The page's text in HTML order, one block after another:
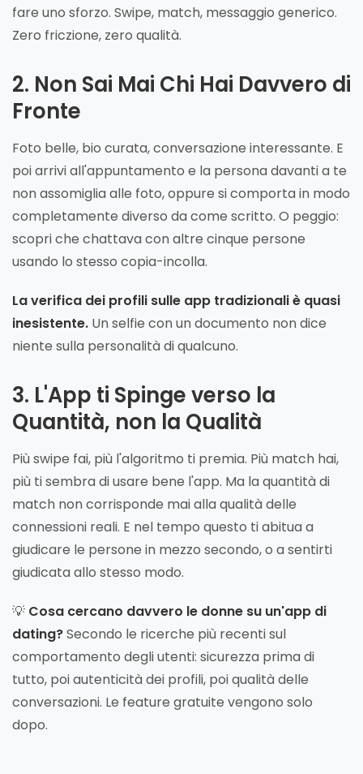
fare uno sforzo. Swipe, match, messaggio generico.
Zero friczione, zero qualità.
2. Non Sai Mai Chi Hai Davvero di
Fronte
Foto belle, bio curata, conversazione interessante. E
poi arrivi all'appuntamento e la persona davanti a te
non assomiglia alle foto, oppure si comporta in modo
completamente diverso da come scritto. O peggio:
scopri che chattava con altre cinque persone
usando lo stesso copia-incolla.
La verifica dei profili sulle app tradizionali è quasi
inesistente. Un selfie con un documento non dice
niente sulla personalità di qualcuno.
3. L'App ti Spinge verso la
Quantità, non la Qualità
Più swipe fai, più l'algoritmo ti premia. Più match hai,
più ti sembra di usare bene l'app. Ma la quantità di
match non corrisponde mai alla qualità delle
connessioni reali. E nel tempo questo ti abitua a
giudicare le persone in mezzo secondo, o a sentirti
giudicata allo stesso modo.
💡 Cosa cercano davvero le donne su un'app di
dating?Secondo le ricerche più recenti sul
comportamento degli utenti: sicurezza prima di
tutto, poi autenticità dei profili, poi qualità delle
conversazioni. Le feature gratuite vengono solo
dopo.